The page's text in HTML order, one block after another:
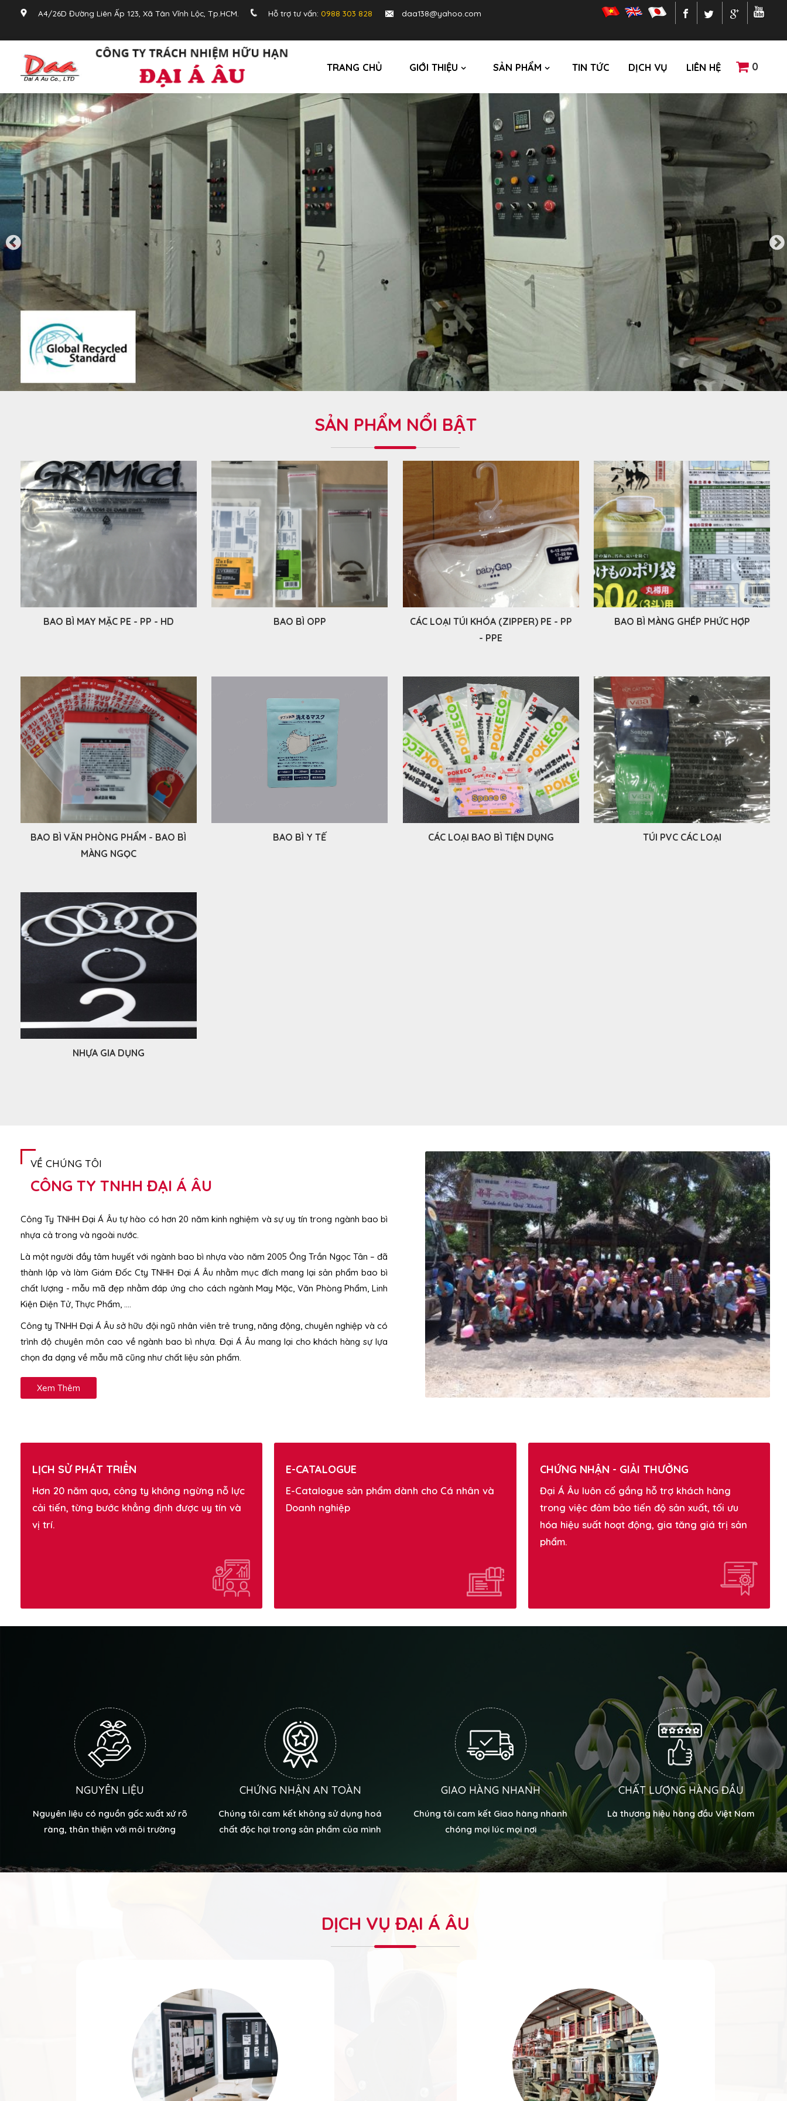
A4/26D Đường Liên Ấp 123, Xã Tân Vĩnh Lộc, Tp.HCM. Hỗ trợ tư vấn: 0988 303 828 daa138@yahoo.com
TRANG CHỦ GIỚI THIỆU SẢN PHẨM TIN TỨC DỊCH VỤ LIÊN HỆ 0
SẢN PHẨM NỔI BẬT
BAO BÌ MAY MẶC PE - PP - HD BAO BÌ OPP
CÁC LOẠI TÚI KHÓA (ZIPPER) PE - PP
- PPE
BAO BÌ MÀNG GHÉP PHỨC HỢP
BAO BÌ VĂN PHÒNG PHẨM - BAO BÌ
MÀNG NGỌC
BAO BÌ Y TẾ CÁC LOẠI BAO BÌ TIỆN DỤNG TÚI PVC CÁC LOẠI
NHỰA GIA DỤNG
VỀ CHÚNG TÔI
CÔNG TY TNHH ĐẠI Á ÂU
Công Ty TNHH Đại Á Âu tự hào có hơn 20 năm kinh nghiệm và sự uy tín trong ngành bao bì
nhựa cả trong và ngoài nước.
Là một người đầy tâm huyết với ngành bao bì nhựa vào năm 2005 Ông Trần Ngọc Tân – đã
thành lập và làm Giám Đốc Cty TNHH Đại Á Âu nhằm mục đích mang lại sản phẩm bao bì
chất lượng - mẫu mã đẹp nhằm đáp ứng cho cách ngành May Mặc, Văn Phòng Phẩm, Linh
Kiện Điện Tử, Thực Phẩm, ….
Công ty TNHH Đại Á Âu sở hữu đội ngũ nhân viên trẻ trung, năng động, chuyên nghiệp và có
trình độ chuyên môn cao về ngành bao bì nhựa. Đại Á Âu mang lại cho khách hàng sự lựa
chọn đa dạng về mẫu mã cũng như chất liệu sản phẩm.
Xem Thêm
LỊCH SỬ PHÁT TRIỂN
Hơn 20 năm qua, công ty không ngừng nỗ lực
cải tiến, từng bước khẳng định được uy tín và
vị trí.
E-CATALOGUE
E-Catalogue sản phẩm dành cho Cá nhân và
Doanh nghiệp
CHỨNG NHẬN - GIẢI THƯỞNG
Đại Á Âu luôn cố gắng hỗ trợ khách hàng
trong việc đảm bảo tiến độ sản xuất, tối ưu
hóa hiệu suất hoạt động, gia tăng giá trị sản
phẩm.
NGUYÊN LIỆU
Nguyên liệu có nguồn gốc xuất xứ rõ
ràng, thân thiện với môi trường
CHỨNG NHẬN AN TOÀN
Chúng tôi cam kết không sử dụng hoá
chất độc hại trong sản phẩm của mình
GIAO HÀNG NHANH
Chúng tôi cam kết Giao hàng nhanh
chóng mọi lúc mọi nơi
CHẤT LƯỢNG HÀNG ĐẦU
Là thương hiệu hàng đầu Việt Nam
DỊCH VỤ ĐẠI Á ÂU